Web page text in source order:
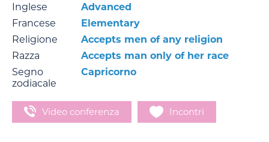
Inglese
Advanced
Francese
Elementary
Religione
Accepts men of any religion
Razza
Accepts man only of her race
Segno
zodiacale
Capricorno
Video conferenza Incontri